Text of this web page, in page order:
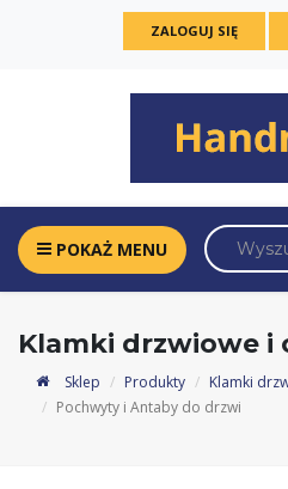
ZALOGUJ SIĘ
POKAŻ MENU
Klamki drzwiowe i
Sklep Produkty
Klamki
Pochwyty i Antaby do drzwi